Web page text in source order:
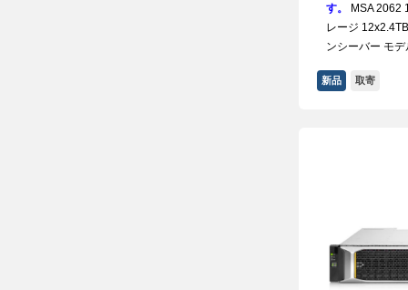
す。
MSA 2062
レージ
ンシーバー モデ
新品 取寄